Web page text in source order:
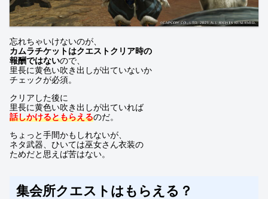
忘れちゃいけないのが、
カムラチケットはクエストクリア時の
報酬ではないので、
里長に黄色い吹き出しが出ていないか
チェックが必須。
クリアした後に
里長に黄色い吹き出しが出ていれば
話しかけるともらえるのだ。
ちょっと手間かもしれないが、
ネタ武器、ひいては巫女さん衣装の
ためだと思えば苦はない。
集会所クエストはもらえる？